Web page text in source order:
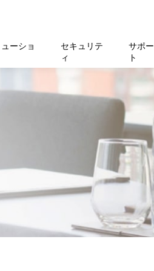
ネットワーク管理
メディアコンバーター
ーショ
セキュリテ
ィ
Allied SecureWAN
援 Net.CyberSecurity
サポー
ト
ン一覧